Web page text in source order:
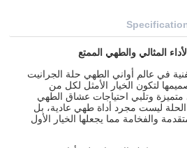
الأداء المثالي والطهي الممتع
في عالم أواني الطهي حلة الجرانيت
تصميمها لتكون الخيار الأمثل لكل من
وتلبي احتياجات عشاق الطهي
ليست مجرد أداة طهي عادية، بل
والفخامة مما يجعلها الخيار الأول